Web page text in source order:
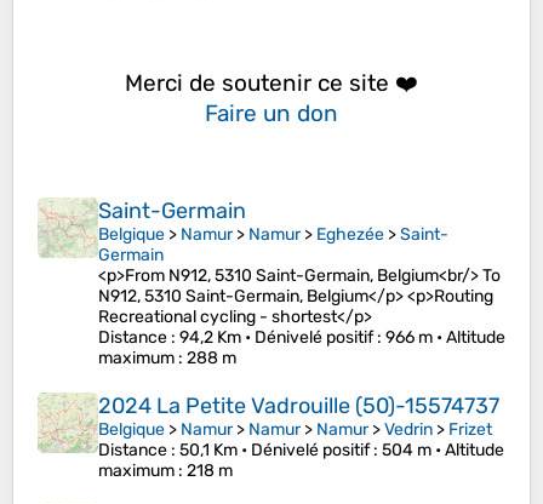
Merci de soutenir ce site ❤️
Faire un don
Saint-Germain
Belgique > Namur> Namur> Eghezée >Saint-
Germain
<p>From N912, 5310 Saint-Germain, Belgium<br/> To
N912, 5310 Saint-Germain, Belgium</p> <p>Routing
Recreational cycling - shortest</p>
Distance : 94,2 Km • Dénivelé positif: 966 m •Altitude
maximum : 288 m
2024 La Petite Vadrouille (50)-15574737
Belgique > Namur> Namur> Namur>Vedrin > Frizet
Distance : 50,1 Km • Dénivelé positif: 504 m •Altitude
maximum : 218 m